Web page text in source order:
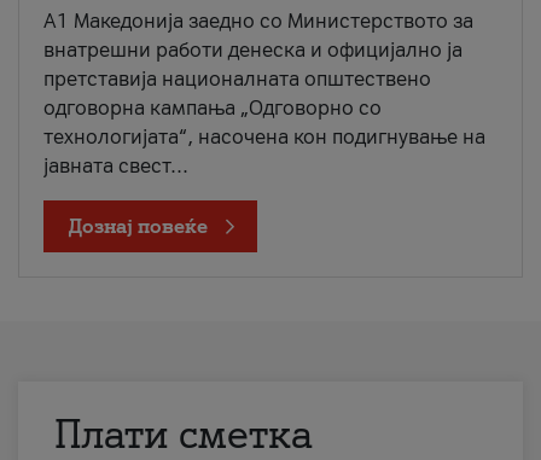
A1 Македонија заедно со Министерството за
внатрешни работи денеска и официјално ја
претставија националната општествено
одговорна кампања „Одговорно со
технологијата“, насочена кон подигнување на
јавната свест...
Дознај повеќе
Плати сметка